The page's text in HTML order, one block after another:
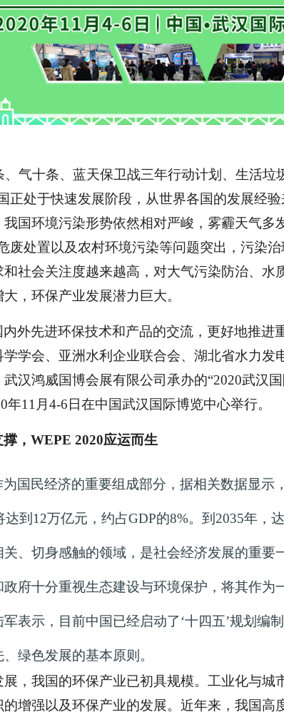
、气十条、蓝天保卫战三年行动计划、生活垃
正处于快速发展阶段，从世界各国的发展经
国环境污染形势依然相对严峻，雾霾天气多
废处置以及农村环境污染等问题突出，污染治
和社会关注度越来越高，对大气污染防治、水
，环保产业发展潜力巨大。
外先进环保技术和产品的交流，更好地推进
学会、亚洲水利企业联合会、湖北省水力发
汉鸿威国博会展有限公司承办的“2020武汉
年11月4-6日在中国武汉国际博览中心举行。
， WEPE 2020应运而生
国民经济的重要组成部分，据相关数据显示，
到12万亿元，约占GDP的8%。到2035年，达
、切身感触的领域，是社会经济发展的重要
府十分重视生态建设与环境保护，将其作为
表示，目前中国已经启动了‘十四五’规划编
绿色发展的基本原则。
展，我国的环保产业已初具规模。工业化与城
增强以及环保产业的发展。近年来，我国高